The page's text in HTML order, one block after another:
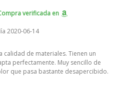
verificada en
2020-06-14
de materiales. Tienen un
perfectamente. Muy sencillo de
que pasa bastante desapercibido.